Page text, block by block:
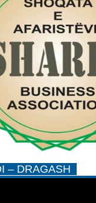
– DRAGASH